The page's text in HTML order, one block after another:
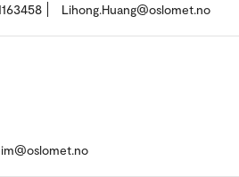
Lihong.Huang@oslomet.no